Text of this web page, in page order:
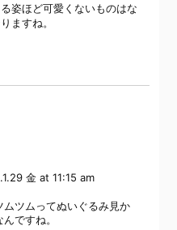
姿ほど可愛くないものはな
ますね。
金 at 11:15 am
ツムってぬいぐるみ見か
ですね。